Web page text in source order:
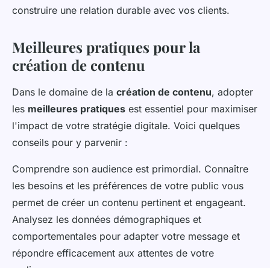
construire une relation durable avec vos clients.
Meilleures pratiques pour la
création de contenu
Dans le domaine de la création de contenu, adopter
les meilleures pratiques est essentiel pour maximiser
l'impact de votre stratégie digitale. Voici quelques
conseils pour y parvenir :
Comprendre son audience est primordial. Connaître
les besoins et les préférences de votre public vous
permet de créer un contenu pertinent et engageant.
Analysez les données démographiques et
comportementales pour adapter votre message et
répondre efficacement aux attentes de votre